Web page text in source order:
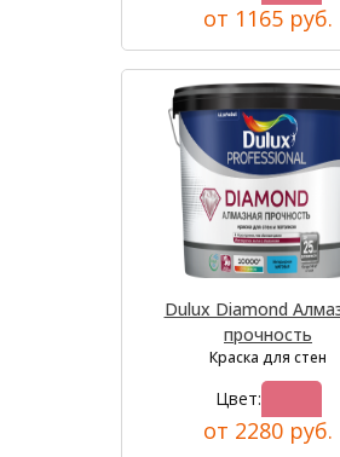
от 1165 руб.
Dulux Diamond
прочность
Краска для стен
Цвет:
от 2280 руб.